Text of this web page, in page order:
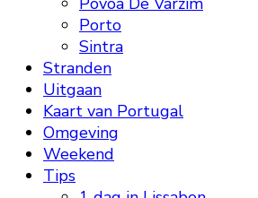
Porto
Sintra
Stranden
Uitgaan
Kaart van Portugal
Omgeving
Weekend
Tips